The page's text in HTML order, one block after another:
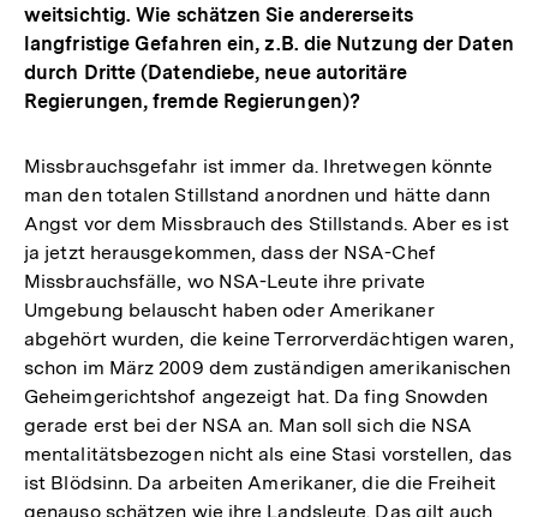
weitsichtig. Wie schätzen Sie andererseits
langfristige Gefahren ein, z.B. die Nutzung der Daten
durch Dritte (Datendiebe, neue autoritäre
Regierungen, fremde Regierungen)?
Missbrauchsgefahr ist immer da. Ihretwegen könnte
man den totalen Stillstand anordnen und hätte dann
Angst vor dem Missbrauch des Stillstands. Aber es ist
ja jetzt herausgekommen, dass der NSA-Chef
Missbrauchsfälle, wo NSA-Leute ihre private
Umgebung belauscht haben oder Amerikaner
abgehört wurden, die keine Terrorverdächtigen waren,
schon im März 2009 dem zuständigen amerikanischen
Geheimgerichtshof angezeigt hat. Da fing Snowden
gerade erst bei der NSA an. Man soll sich die NSA
mentalitätsbezogen nicht als eine Stasi vorstellen, das
ist Blödsinn. Da arbeiten Amerikaner, die die Freiheit
genauso schätzen wie ihre Landsleute. Das gilt auch